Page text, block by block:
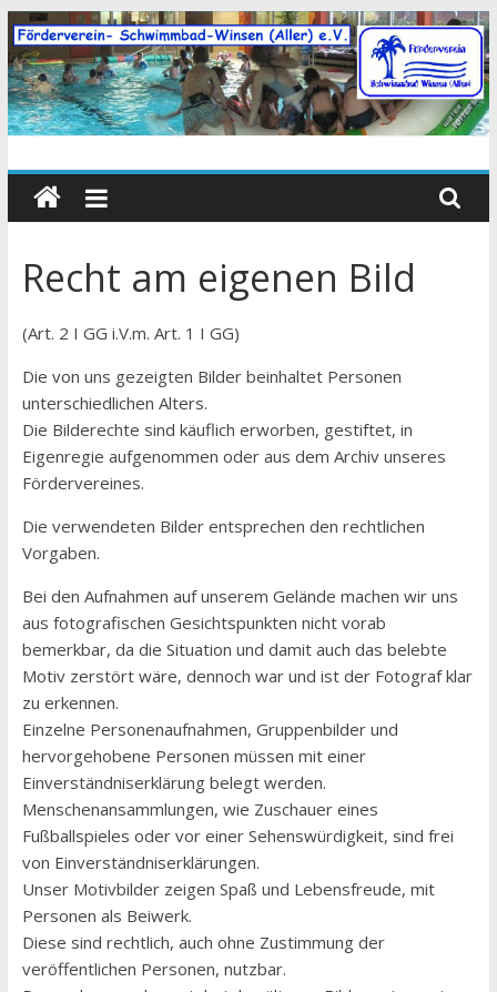
Zum
Inhalt
springen
Recht am eigenen Bild
(Art. 2 I GG i.V.m. Art. 1 I GG)
Die von uns gezeigten Bilder beinhaltet Personen
unterschiedlichen Alters.
Die Bilderechte sind käuflich erworben, gestiftet, in
Eigenregie aufgenommen oder aus dem Archiv unseres
Fördervereines.
Die verwendeten Bilder entsprechen den rechtlichen
Vorgaben.
Bei den Aufnahmen auf unserem Gelände machen wir uns
aus fotografischen Gesichtspunkten nicht vorab
bemerkbar, da die Situation und damit auch das belebte
Motiv zerstört wäre, dennoch war und ist der Fotograf klar
zu erkennen.
Einzelne Personenaufnahmen, Gruppenbilder und
hervorgehobene Personen müssen mit einer
Einverständniserklärung belegt werden.
Menschenansammlungen, wie Zuschauer eines
Fußballspieles oder vor einer Sehenswürdigkeit, sind frei
von Einverständniserklärungen.
Unser Motivbilder zeigen Spaß und Lebensfreude, mit
Personen als Beiwerk.
Diese sind rechtlich, auch ohne Zustimmung der
veröffentlichen Personen, nutzbar.